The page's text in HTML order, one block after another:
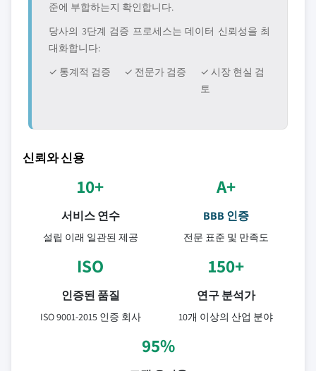
준에 부합하는지 확인합니다.
당사의 3단계 검증 프로세스는 데이터 신뢰성을 최
대화합니다:
✓ 통계적 검증
✓ 전문가 검증
✓ 시장 현실 검
토
신뢰와 신용
10+
서비스 연수
설립 이래 일관된 제공
A+
BBB 인증
전문 표준 및 만족도
ISO
인증된 품질
ISO 9001-2015 인증 회사
150+
연구 분석가
10개 이상의 산업 분야
95%